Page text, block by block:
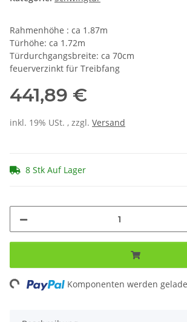
Rahmenhöhe : ca 1.87m
Türhöhe: ca 1.72m
Türdurchgangsbreite: ca 70cm
feuerverzinkt für Treibfang
441,89 €
inkl. 19% USt. , zzgl. Versand
8 Stk Auf Lager
Komponenten werden